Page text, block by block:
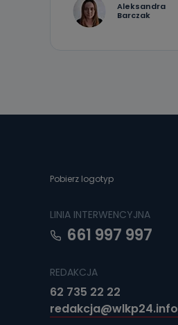
Aleksandra
Barczak
Pobierz logotyp
LINIA INTERWENCYJNA
661 997 997
REDAKCJA
62 735 22 22
redakcja@wlkp24.info